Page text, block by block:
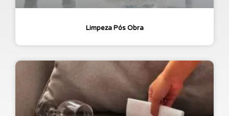
Limpeza Pós Obra